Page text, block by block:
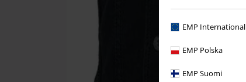
EMP International
EMP Polska
EMP Suomi